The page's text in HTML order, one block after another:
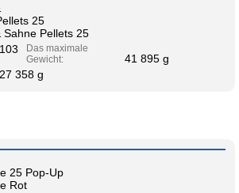
25
Sahne Pellets 25
103
Das maximale
Gewicht:
41 895 g
27 358 g
25 Pop-Up
Rot